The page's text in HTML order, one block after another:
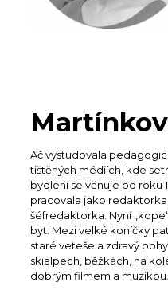
Ač vystudovala
tištěných médiích, kde
bydlení se věnuje od roku
pracovala jako
šéfredaktorka. Nyní
byt. Mezi velké koníčky
staré veteše a zdravý
skialpech, běžkách, na
dobrým filmem a muzikou.